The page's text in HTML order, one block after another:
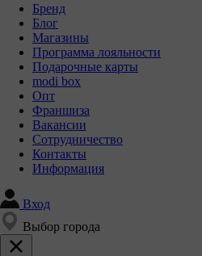
Бренд
Блог
Магазины
Программа лояльности
Подарочные карты
modi box
Опт
Франшиза
Вакансии
Сотрудничество
Контакты
Информация
Вход
Выбор города